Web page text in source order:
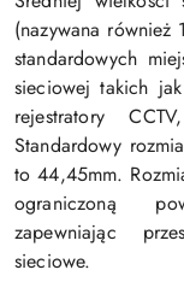
(nazywana również
standardowych
sieciowej takich
rejestratory
Standardowy
to 44,45mm.
ograniczoną
zapewniając
sieciowe.